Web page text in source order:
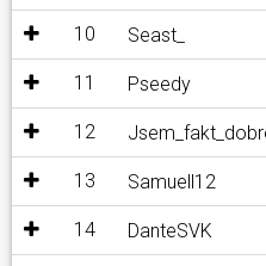
10 Seast_
11 Pseedy
12
13 Samuell12
14 DanteSVK